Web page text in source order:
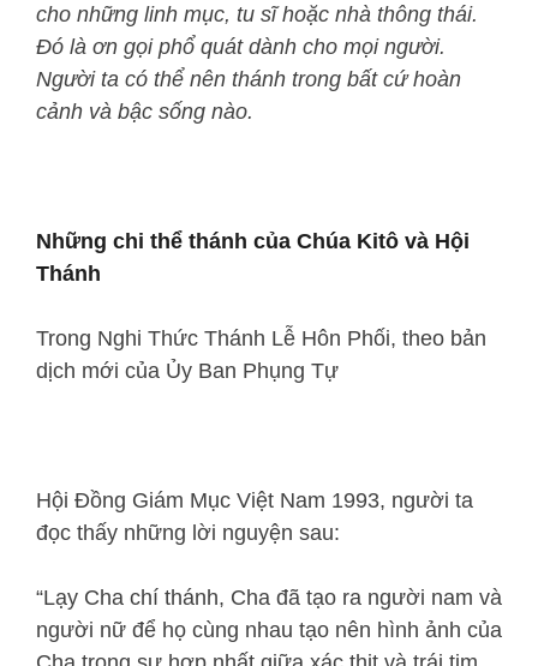
cho những linh mục, tu sĩ hoặc nhà thông thái.
Đó là ơn gọi phổ quát dành cho mọi người.
Người ta có thể nên thánh trong bất cứ hoàn
cảnh và bậc sống nào.
Những chi thể thánh của Chúa Kitô và Hội
Thánh
Trong Nghi Thức Thánh Lễ Hôn Phối, theo bản
dịch mới của Ủy Ban Phụng Tự
Hội Ðồng Giám Mục Việt Nam 1993, người ta
đọc thấy những lời nguyện sau:
“Lạy Cha chí thánh, Cha đã tạo ra người nam và
người nữ để họ cùng nhau tạo nên hình ảnh của